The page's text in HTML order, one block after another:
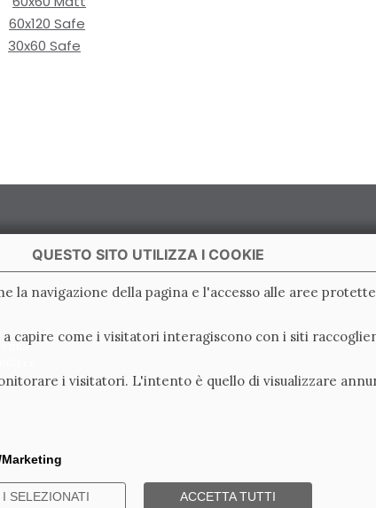
60x120 Safe
30x60 Safe
i.v.
QUESTO SITO UTILIZZA I COOKIE
la navigazione della pagina e l'accesso alle aree
capire come i visitatori interagiscono con i siti
i visitatori. L'intento è quello di visualizzare
SELEZIONATI ACCETTA TUTTI